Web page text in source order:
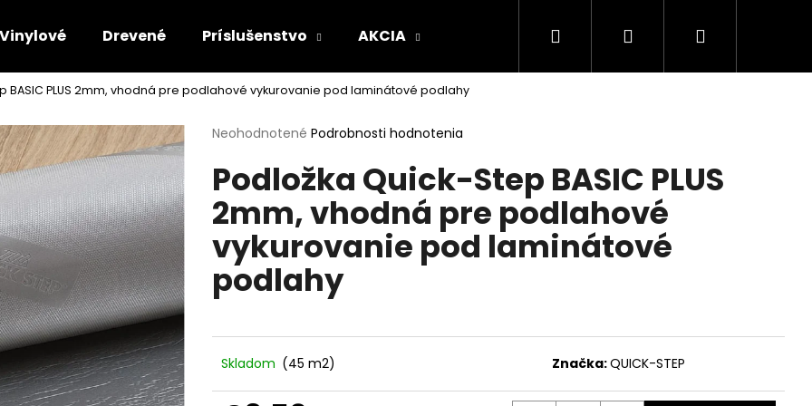
Vinylové Drevené Príslušenstvo AKCIA Objednajte si vzorku Produkt na
Hľadať PrihlásenieNákupný
BASIC PLUS 2mm, vhodná pre podlahové vykurovanie pod laminátové podlahy
Priemerné
produktu
je
0,0
z
5
hviezdičiek.
Neohodnotené Podrobnosti hodnotenia
Podložka Quick-Step BASIC PLUS
2mm, vhodná pre podlahové
vykurovanie pod laminátové
podlahy
Skladom (45 m2) Značka:QUICK-STEP
Čo potrebujete nájsť?
HĽADAŤ
Odporúčame